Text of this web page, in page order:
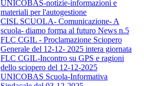
UNICOBAS-notizie-informazioni e
materiali per l'autogestione
CISL SCUOLA- Comunicazione- A
scuola- diamo forma al futuro News n.5
FLC CGIL - Proclamazione Sciopero
Generale del 12-12- 2025 intera giornata
FLC CGIL-Incontro su GPS e ragioni
dello sciopero del 12-12-2025
UNICOBAS Scuola-Informativa